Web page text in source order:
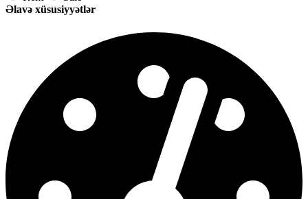
Əlavə xüsusiyyətlər